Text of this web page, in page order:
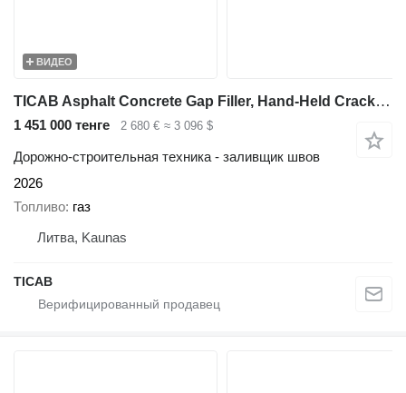
ВИДЕО
TICAB Asphalt Concrete Gap Filler, Hand-Held Crack Sealer from Manufac
1 451 000 тенге 2 680 € ≈ 3 096 $
Дорожно-строительная техника - заливщик швов
2026
Топливо газ
Литва, Kaunas
ТІСАВ